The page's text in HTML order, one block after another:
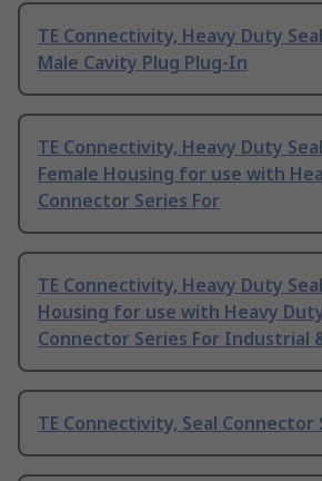
TE Connectivity, Heavy Duty
Male Cavity Plug Plug-In
TE Connectivity, Heavy Duty
Female Housing for use with
Connector Series For
TE Connectivity, Heavy Duty
Housing for use with Heavy
Connector Series For Industrial
TE Connectivity, Seal Connector